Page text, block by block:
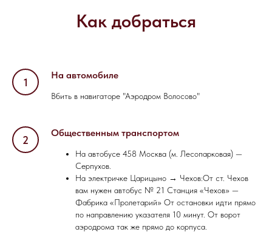
Как добраться
На автомобиле
Вбить в навигаторе "Аэродром Волосово"
Общественным транспортом
На автобусе 458 Москва (м. Лесопарковая) —
Серпухов.
На электричке Царицыно → Чехов:От ст. Чехов
вам нужен автобус № 21 Станция «Чехов» —
Фабрика «Пролетарий» От остановки идти прямо
по направлению указателя 10 минут. От ворот
аэродрома так же прямо до корпуса.